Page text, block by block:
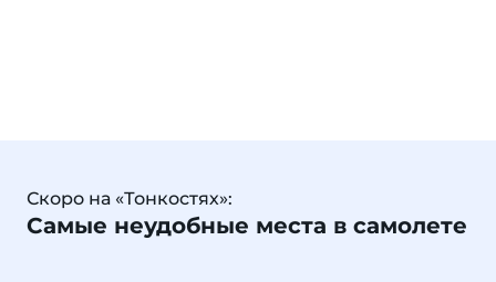
Скоро на «Тонкостях»:
Самые неудобные места в самолете